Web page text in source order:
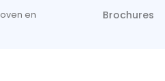
gaan
en
Brochures